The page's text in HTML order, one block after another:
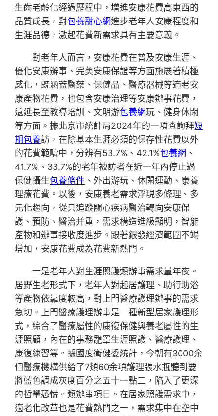
生齒老齡化經過歷程中，增進安康花費高東西的
品質成長，對包養甜心網進步老年人安康程度和
生涯品德，激起花費新需求具有主要意義。
對老年人而言，安康花費在普及安康生涯、
優化安康辦事、完美安康保證等方面施展著積極
感化，既涵蓋醫藥、保健品、醫療器械等適老安
康產物花費，也包含安康治理等安康辦事花費，
還延長至教導培訓、文明游包養網玩、健身休閑
等方面。據北京市統計局2024年的一項查詢拜短
期包養訪，在除基本生涯必須的保存性花費以外
的花費範疇中，分辨有53.7%、42.1%包養網 、
41.7%、33.7%的老年被訪者在近一年內停止過
保健攝生包養條件 、外出游玩、休閑運動、康養
理療花費。以後，安康養老需求浮現多條理、多
元化趨向，從只追蹤關心疾病醫治轉向安康保
護、預防、醫治并重，需求構造進級顯明，智能
產物和辦事接收度進步。跟著銀發經濟範圍不竭
增加，安康花費成為花費新熱門。
一是老年人對生涯照護類辦事需求量年夜。
居野生老形式下，老年人對起居護理、助行助浴
等產物依靠度較高，對上門醫療護理辦事的需求
急切。上門醫療護理辦事是一種新型居家護理形
式，綜合了醫療屬性的康復保健與養老屬性的生
涯照顧，內在的事務籠罩生涯照護、醫療護理、
康復練習等。據國度衛健委統計，今朝有3000余
個醫療機構供給了7類60余項護理張水瓶聽到要
將藍色調成灰度百分之五十一點二，陷入了更深
的哲學恐慌。類辦事項目。在居家照護需求中，
適老化改革也是花費熱門之一，需求集中在空中